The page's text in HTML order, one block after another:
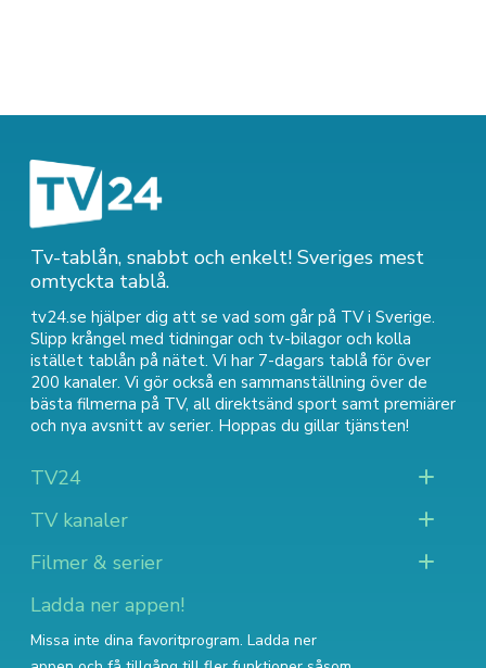
Tv-tablån, snabbt och enkelt! Sveriges mest
omtyckta tablå.
tv24.se hjälper dig att se vad som går på TV i Sverige.
Slipp krångel med tidningar och tv-bilagor och kolla
istället tablån på nätet. Vi har 7-dagars tablå för över
200 kanaler. Vi gör också en sammanställning över de
bästa filmerna på TV, all direktsänd sport samt premiärer
och nya avsnitt av serier. Hoppas du gillar tjänsten!
TV24
TV kanaler
Filmer & serier
Ladda ner appen!
Missa inte dina favoritprogram. Ladda ner